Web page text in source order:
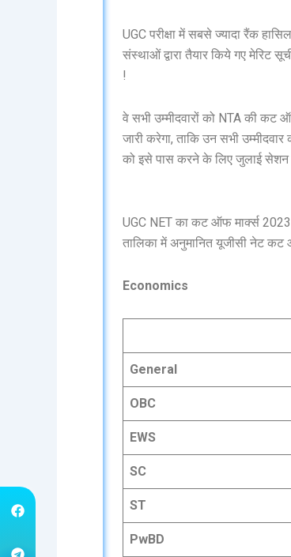
UGC परीक्षा में सबसे ज्यादा रैंक
संस्थाओं द्वारा तैयार किये गए मेरिट
!
वे सभी उम्मीदवारों को NTA की कट
जारी करेगा, ताकि उन सभी
को इसे पास करने के लिए जुलाई सेशन
UGC NET का कट ऑफ मार्क्स
तालिका में अनुमानित यूजीसी नेट
Economics
General
OBC
EWS
SC
ST
PwBD